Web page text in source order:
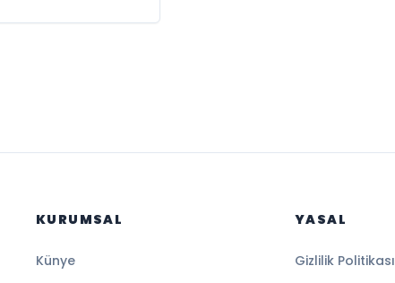
KURUMSAL
Künye
YASAL
Gizlilik Politikası